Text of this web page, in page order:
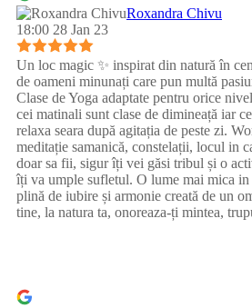
Roxandra Chivu
18:00 28 Jan 23
Un loc magic ✨ inspirat din natură în
de oameni minunați care pun multă
Clase de Yoga adaptate pentru orice
cei matinali sunt clase de dimineață iar
relaxa seara după agitația de peste zi.
meditație samanică, constelații, locul in
doar sa fii, sigur îți vei găsi tribul și o
îți va umple sufletul. O lume mai mica in
plină de iubire și armonie creată de un
tine, la natura ta, onoreaza-ți mintea,